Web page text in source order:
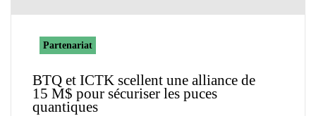
Partenariat
BTQ et ICTK scellent une alliance de
15 M$ pour sécuriser les puces
quantiques